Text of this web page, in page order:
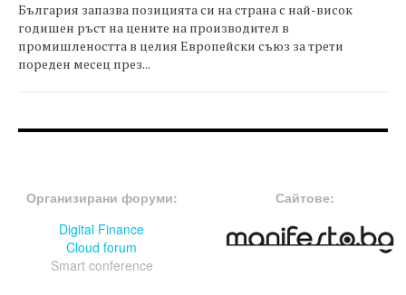
България запазва позицията си на страна с най-висок
годишен ръст на цените на производител в
промишлеността в целия Европейски съюз за трети
пореден месец през...
Организирани форуми:
Digital Finance
Cloud forum
Smart conference
Сайтове: